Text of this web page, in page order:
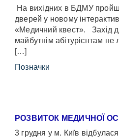
На вихідних в БДМУ
дверей у новому
«Медичний квест». Захід
майбутнім абітурієнтам
[…]
Позначки
РОЗВИТОК МЕДИЧНОЇ
3 грудня у м. Київ